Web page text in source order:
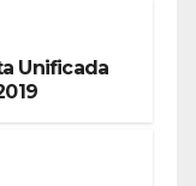
Unificada